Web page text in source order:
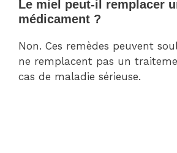
Le miel peut-il remplacer
médicament ?
Non. Ces remèdes peuvent
ne remplacent pas un
cas de maladie sérieuse.